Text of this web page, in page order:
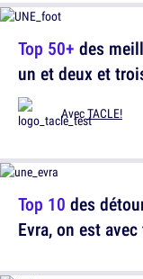
Top 10 des
Evra, on est
Top 50+ des
un et deux et
AvecTACLE!